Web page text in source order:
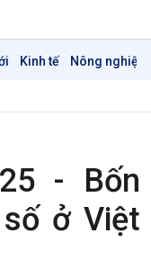
Kinh tế Nông nghiệp
- Bốn
ở Việt